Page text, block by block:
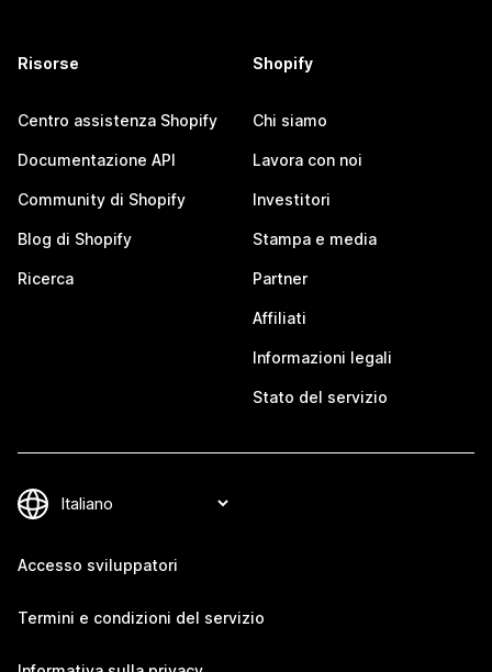
Risorse
Centro assistenza Shopify
Documentazione API
Community di Shopify
Blog di Shopify
Ricerca
Shopify
Chi siamo
Lavora con noi
Investitori
Stampa e media
Partner
Affiliati
Informazioni legali
Stato del servizio
Accesso sviluppatori
Termini e condizioni del servizio